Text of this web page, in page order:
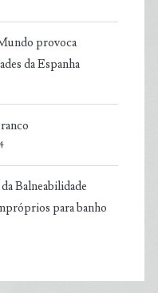
provoca
da Espanha
Balneabilidade
para banho